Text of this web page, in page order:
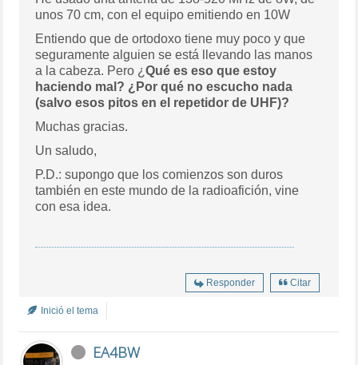
unos 70 cm, con el equipo emitiendo en 10W
Entiendo que de ortodoxo tiene muy poco y que
seguramente alguien se está llevando las manos
a la cabeza. Pero ¿Qué es eso que estoy
haciendo mal? ¿Por qué no escucho nada
(salvo esos pitos en el repetidor de UHF)?
Muchas gracias.
Un saludo,
P.D.: supongo que los comienzos son duros
también en este mundo de la radioafición, vine
con esa idea.
Responder Citar
Inició el tema
EA4BW